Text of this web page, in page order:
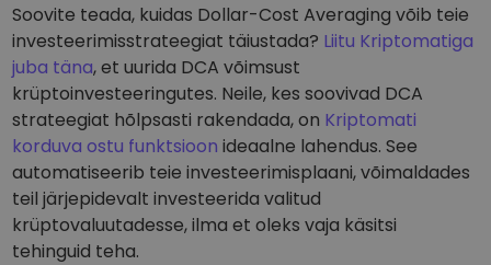
Soovite teada, kuidas Dollar-Cost Averaging võib teie
investeerimisstrateegiat täiustada? Liitu Kriptomatiga
juba täna, et uurida DCA võimsust
krüptoinvesteeringutes. Neile, kes soovivad DCA
strateegiat hõlpsasti rakendada, on Kriptomati
korduva ostu funktsioon ideaalne lahendus. See
automatiseerib teie investeerimisplaani, võimaldades
teil järjepidevalt investeerida valitud
krüptovaluutadesse, ilma et oleks vaja käsitsi
tehinguid teha.